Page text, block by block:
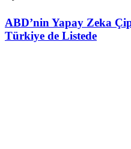
ABD’nin Yapay Zeka
Türkiye de Listede